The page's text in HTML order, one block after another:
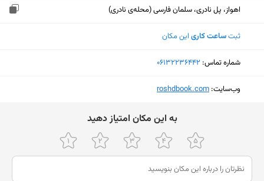
اهواز، پل نادری، سلمان فارسی (محله‌ی نادری)
ثبتساعت کاری این مکان
شماره تماس: ‎06132236442
وب‌سایت: ‎roshdbook.com
ﺑﻪ اﯾﻦ ﻣﮑﺎن اﻣﺘﯿﺎز دﻫﯿﺪ